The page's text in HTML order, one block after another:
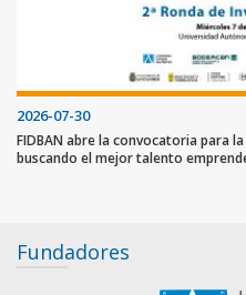
2026-07-30
FIDBAN abre la convocatoria para
buscando el mejor talento
Fundadores